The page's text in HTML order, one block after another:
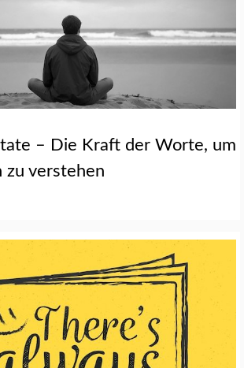
– Die Kraft der Worte, um
zu verstehen